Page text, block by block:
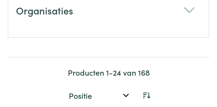
Organisaties
Producten1-24van168
Sorteer op: